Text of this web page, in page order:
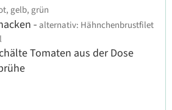
gelb, grün
- alternativ: Hähnchenbrustfilet
Tomaten aus der Dose